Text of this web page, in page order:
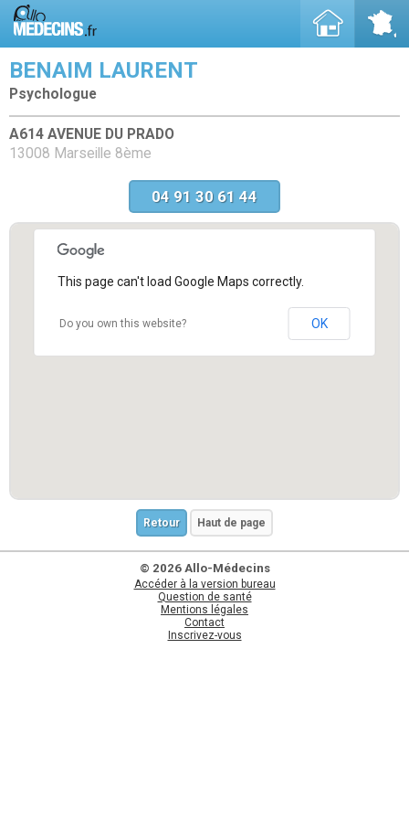
BENAIM LAURENT
Psychologue
A614 AVENUE DU PRADO
13008 Marseille 8ème
04 91 30 61 44
This page can't load Google Maps correctly.
Do you own this website? OK
Retour Haut de page
© 2026 Allo-Médecins
Accéder à la version bureau
Question de santé
Mentions légales
Contact
Inscrivez-vous